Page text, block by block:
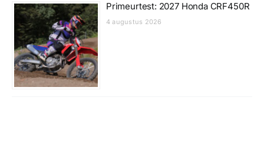
Primeurtest: 2027 Honda CRF450R
4 augustus 2026